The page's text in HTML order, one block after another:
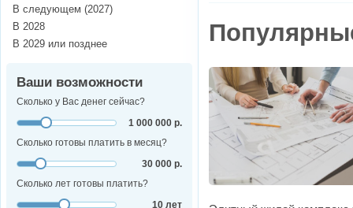
В следующем (2027)
В 2028
В 2029 или позднее
Ваши возможности
Сколько у Вас денег сейчас?
1 000 000 р.
Сколько готовы платить в месяц?
30 000 р.
Сколько лет готовы платить?
10 лет